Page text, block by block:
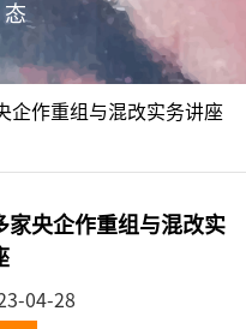
企作重组与混改实务讲座
家央企作重组与混改实
04-28